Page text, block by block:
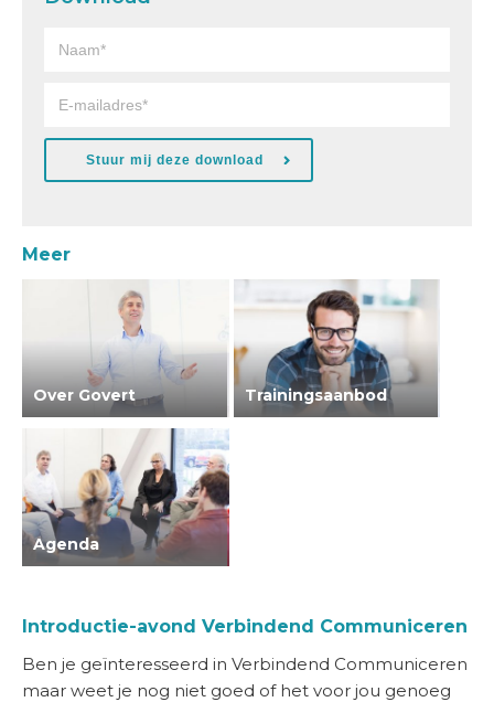
Meer
Over Govert Trainingsaanbod
Agenda
Introductie-avond Verbindend Communiceren
Ben je geïnteresseerd in Verbindend Communiceren
maar weet je nog niet goed of het voor jou genoeg